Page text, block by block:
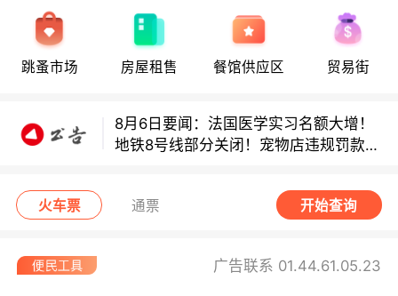
跳蚤市场 房屋租售 餐馆供应区 贸易街
地铁8号线部分关闭！宠物店违规罚款出
炉！
巴黎地铁音乐家海选启动！
8月6日要闻：法国医学实习名额大增！
地铁8号线部分关闭！宠物店违规罚款出
巴黎地铁音乐家海选启动！
火车票 通票 开始查询
广告联系 01.44.61.05.23